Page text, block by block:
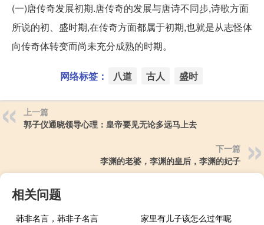
(一)唐传奇发展初期.唐传奇的发展与唐诗不同步,诗歌方面
所说的初、盛时期,在传奇方面都属于初期,也就是从志怪体
向传奇体转变而尚未充分成熟的时期。
网络标签： 八道 古人 盛时
上一篇
郭子仪通晓领导心理：皇帝要见无论多远马上去
下一篇
李渊的老婆，李渊的皇后，李渊的妃子
相关问题
韩非名言，韩非子名言
家里有儿子该怎么过年呢